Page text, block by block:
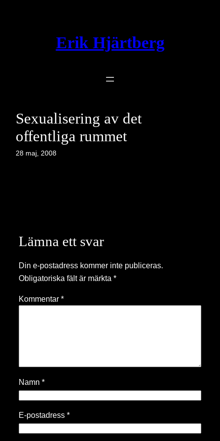
Erik Hjärtberg
Sexualisering av det
offentliga rummet
28 maj, 2008
Lämna ett svar
Din e-postadress kommer inte publiceras.
Obligatoriska fält är märkta *
Kommentar *
Namn *
E-postadress *